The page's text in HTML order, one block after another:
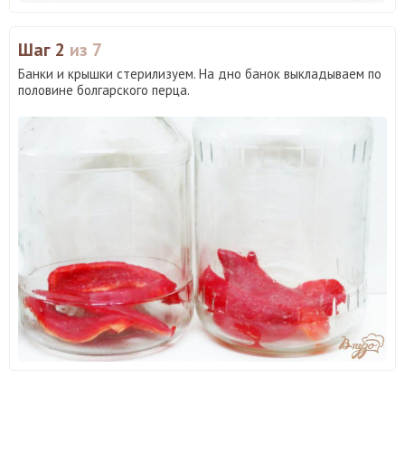
Шаг 2 из 7
Банки и крышки стерилизуем. На дно банок выкладываем по
половине болгарского перца.